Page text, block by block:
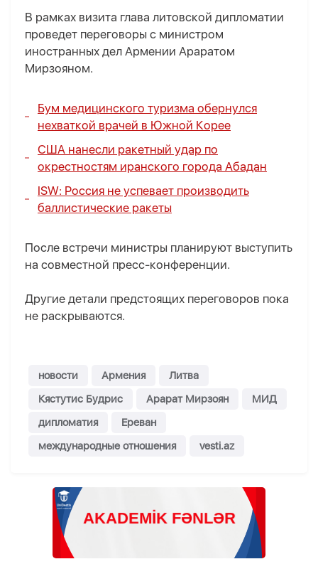
В рамках визита глава литовской дипломатии
проведет переговоры с министром
иностранных дел Армении Араратом
Мирзояном.
Бум медицинского туризма обернулся
нехваткой врачей в Южной Корее
США нанесли ракетный удар по
окрестностям иранского города Абадан
ISW: Россия не успевает производить
баллистические ракеты
После встречи министры планируют выступить
на совместной пресс-конференции.
Другие детали предстоящих переговоров пока
не раскрываются.
новости Армения
Литва
Кястутис Будрис
Арарат Мирзоян
МИД
дипломатия
Ереван
международные отношения
vesti.az